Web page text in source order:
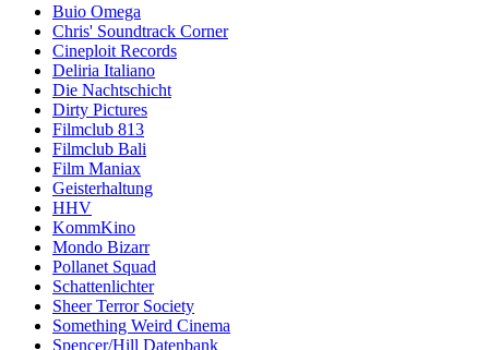
Buio Omega
Chris' Soundtrack Corner
Cineploit Records
Deliria Italiano
Die Nachtschicht
Dirty Pictures
Filmclub 813
Filmclub Bali
Film Maniax
Geisterhaltung
HHV
KommKino
Mondo Bizarr
Pollanet Squad
Schattenlichter
Sheer Terror Society
Something Weird Cinema
Spencer/Hill Datenbank